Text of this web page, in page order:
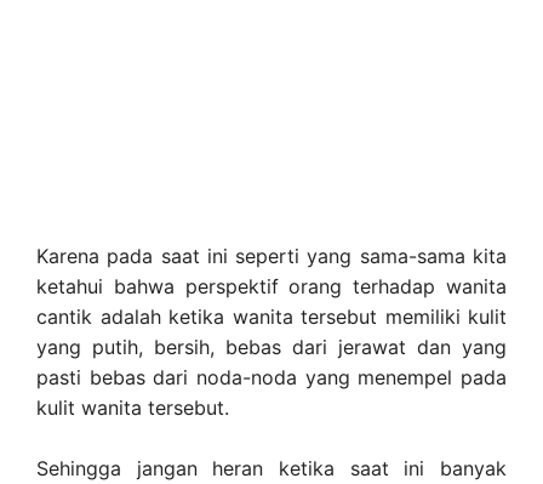
Karena pada saat ini seperti yang sama-sama kita
ketahui bahwa perspektif orang terhadap wanita
cantik adalah ketika wanita tersebut memiliki kulit
yang putih, bersih, bebas dari jerawat dan yang
pasti bebas dari noda-noda yang menempel pada
kulit wanita tersebut.
Sehingga jangan heran ketika saat ini banyak